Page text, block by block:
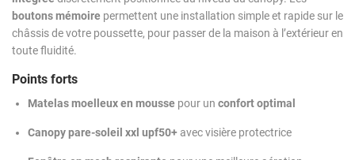
boutons mémoire permettent une installation simple et rapide sur le
châssis de votre poussette, pour passer de la maison à l’extérieur en
toute fluidité.
Points forts
Matelas moelleux en mousse pour un confort optimal
Canopy pare-soleil xxl upf50+avec visière protectrice